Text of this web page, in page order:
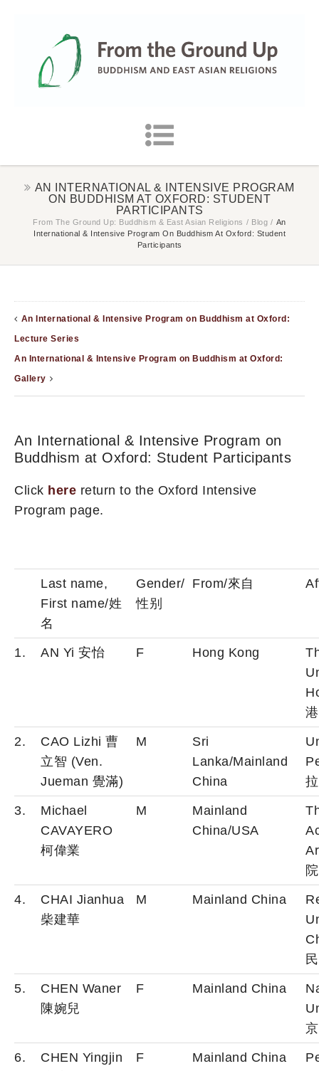
AN INTERNATIONAL & INTENSIVE PROGRAM
ON BUDDHISM AT OXFORD: STUDENT
PARTICIPANTS
From The Ground Up: Buddhism & East Asian Religions / Blog / An
International & Intensive Program On Buddhism At Oxford: Student
Participants
An International & Intensive Program on Buddhism at Oxford:
Lecture Series
An International & Intensive Program on Buddhism at Oxford:
Gallery
An International & Intensive Program on
Buddhism at Oxford: Student Participants
Click here return to the Oxford Intensive
Program page.
Last name,
First name/姓
名
Gender/
性别
From/來自
1. AN Yi 安怡 F Hong Kong
2.
CAO Lizhi 曹
立智 (Ven.
Jueman 覺滿)
M
Sri
Lanka/Mainland
China
3.
Michael
CAVAYERO
柯偉業
M
Mainland
China/USA
院
4.
CHAI Jianhua
柴建華
M Mainland China
5.
CHEN Waner
陳婉兒
F Mainland China
6.
CHEN Yingjin
F Mainland China